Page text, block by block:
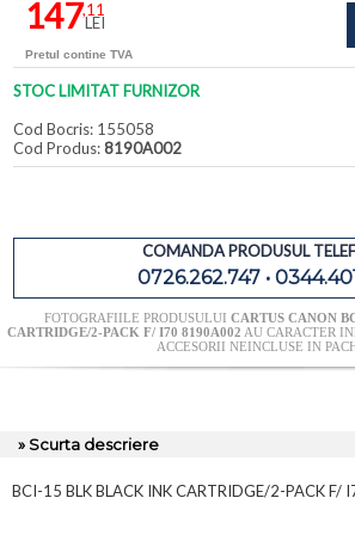
147,11
LEI
Pretul contine TVA
STOC LIMITAT FURNIZOR
Cod Bocris: 155058
Cod Produs:8190A002
COMANDA PRODUSUL
0726.262.747 •
FOTOGRAFIILE PRODUSULUI CARTUS CANON
CARTRIDGE/2-PACK F/ I70 8190A002 AU CARACTER
ACCESORII NEINCLUSE IN
» Scurta descriere
BCI-15 BLK BLACK INK CARTRIDGE/2-PACK F/